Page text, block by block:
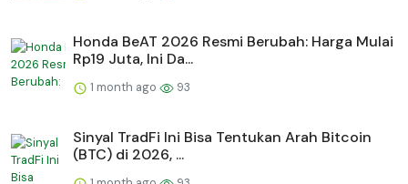
Honda BeAT 2026 Resmi Berubah: Harga Mulai
Rp19 Juta, Ini Da...
1 month ago 93
Sinyal TradFi Ini Bisa Tentukan Arah Bitcoin
(BTC) di 2026, ...